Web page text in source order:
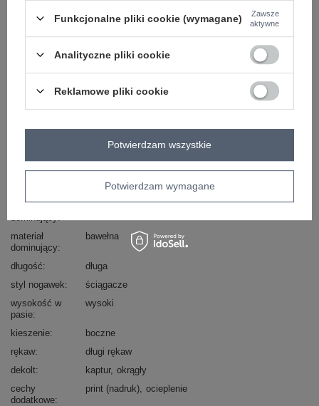
Masz pytanie? Chętnie pomożemy.
Zadzwoń+48 601 547 740 Zadaj pytanie
Marka
MY RED LIPS
top+bluza+spodnie
styl
casual sportowy
codzienne
wzór
gładki
materiał
dominujący
bawełna
długość
długa
styl nogawek
ściągacze
wysokość w
pasie
wysoki
kieszenie
boczne
rękaw
długi rękaw
dekolt
kaptur okrągły
cechy
dodatkowe
print (nadruk) ocieplenie
Funkcjonalne pliki cookie (wymagane)
Zawsze
aktywne
Analityczne pliki cookie
Reklamowe pliki cookie
Potwierdzam wymagane
Potwierdzam wszystkie